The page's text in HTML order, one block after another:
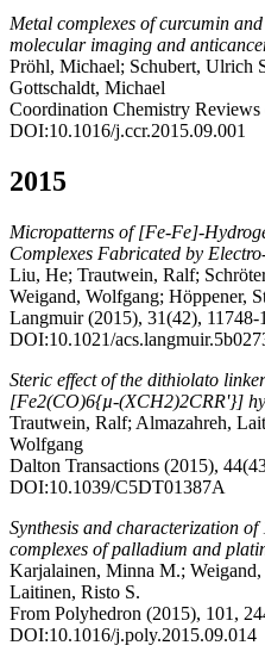
Metal complexes of curcumin
molecular imaging and
Pröhl, Michael; Schubert, Ulrich
Gottschaldt, Michael
Coordination Chemistry
DOI:10.1016/j.ccr.2015.09.001
2015
Micropatterns of [Fe-Fe]-
Complexes Fabricated by
Liu, He; Trautwein, Ralf;
Weigand, Wolfgang; Höppener,
Langmuir (2015), 31(42), 11748-
DOI:10.1021/
Steric effect of the dithiolato
[Fe2(CO)6{µ-(XCH2)2CRR'}]
Trautwein, Ralf; Almazahreh,
Wolfgang
Dalton Transactions (2015),
DOI:10.1039/C5DT01387A
Synthesis and characterization
complexes of palladium and
Karjalainen, Minna M.;
Laitinen, Risto S.
From Polyhedron (2015), 101,
DOI:10.1016/j.poly.2015.09.014